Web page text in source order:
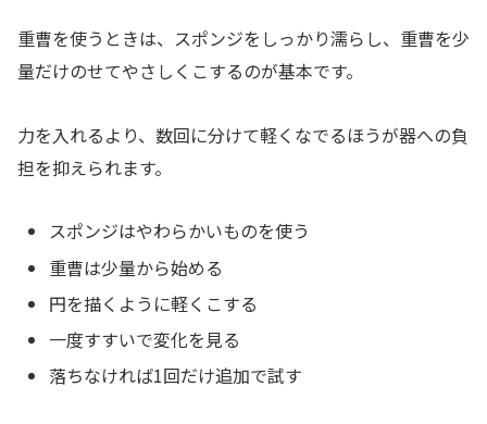
重曹を使うときは、スポンジをしっかり濡らし、重曹を少
量だけのせてやさしくこするのが基本です。
力を入れるより、数回に分けて軽くなでるほうが器への負
担を抑えられます。
スポンジはやわらかいものを使う
重曹は少量から始める
円を描くように軽くこする
一度すすいで変化を見る
落ちなければ1回だけ追加で試す